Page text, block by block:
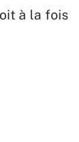
à la fois